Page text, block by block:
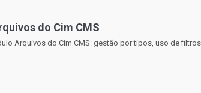
do Cim CMS
Arquivos do Cim CMS: gestão por tipos, uso de